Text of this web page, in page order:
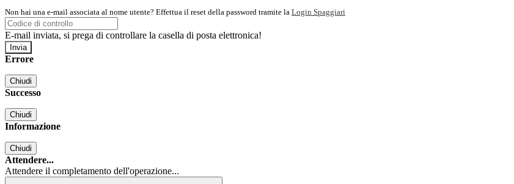
Non hai una e-mail associata al nome utente? Effettua il reset della password tramite la Login Spaggiari
E-mail inviata, si prega di controllare la casella di posta elettronica!
Errore
Chiudi
Successo
Chiudi
Informazione
Chiudi
Attendere...
Attendere il completamento dell'operazione...